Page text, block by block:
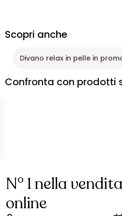
Scopri anche
Divano relax in pelle in
Confronta con prodotti
N° 1 nella
online